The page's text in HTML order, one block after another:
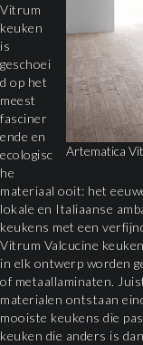
Artematica
Vitrum
keuken
is
geschoei
d op het
meest
fasciner
ende en
ecologisc
he
materiaal ooit: het
lokale en Italiaanse
keukens met een
Vitrum Valcucine
in elk ontwerp worden
of metaallaminaten.
materialen ontstaan
mooiste keukens die
keuken die anders is